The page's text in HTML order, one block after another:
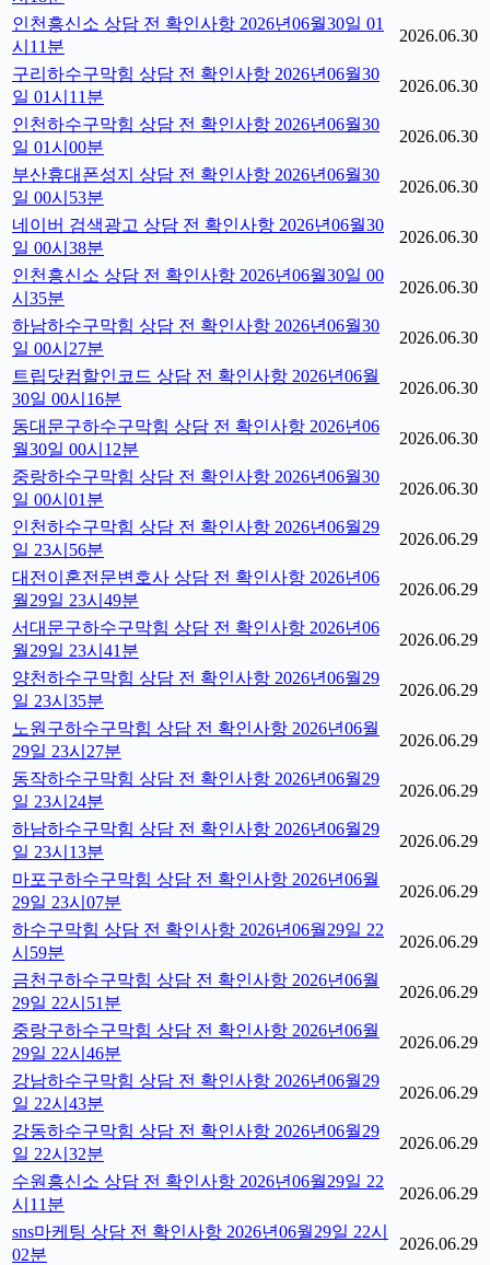
인천흥신소 상담 전 확인사항 2026년06월30일 01
시11분
2026.06.30
구리하수구막힘 상담 전 확인사항 2026년06월30
일 01시11분
2026.06.30
인천하수구막힘 상담 전 확인사항 2026년06월30
일 01시00분
2026.06.30
부산휴대폰성지 상담 전 확인사항 2026년06월30
일 00시53분
2026.06.30
네이버 검색광고 상담 전 확인사항 2026년06월30
일 00시38분
2026.06.30
인천흥신소 상담 전 확인사항 2026년06월30일 00
시35분
2026.06.30
하남하수구막힘 상담 전 확인사항 2026년06월30
일 00시27분
2026.06.30
트립닷컴할인코드 상담 전 확인사항 2026년06월
30일 00시16분
2026.06.30
동대문구하수구막힘 상담 전 확인사항 2026년06
월30일 00시12분
2026.06.30
중랑하수구막힘 상담 전 확인사항 2026년06월30
일 00시01분
2026.06.30
인천하수구막힘 상담 전 확인사항 2026년06월29
일 23시56분
2026.06.29
대전이혼전문변호사 상담 전 확인사항 2026년06
월29일 23시49분
2026.06.29
서대문구하수구막힘 상담 전 확인사항 2026년06
월29일 23시41분
2026.06.29
양천하수구막힘 상담 전 확인사항 2026년06월29
일 23시35분
2026.06.29
노원구하수구막힘 상담 전 확인사항 2026년06월
29일 23시27분
2026.06.29
동작하수구막힘 상담 전 확인사항 2026년06월29
일 23시24분
2026.06.29
하남하수구막힘 상담 전 확인사항 2026년06월29
일 23시13분
2026.06.29
마포구하수구막힘 상담 전 확인사항 2026년06월
29일 23시07분
2026.06.29
하수구막힘 상담 전 확인사항 2026년06월29일 22
시59분
2026.06.29
금천구하수구막힘 상담 전 확인사항 2026년06월
29일 22시51분
2026.06.29
중랑구하수구막힘 상담 전 확인사항 2026년06월
29일 22시46분
2026.06.29
강남하수구막힘 상담 전 확인사항 2026년06월29
일 22시43분
2026.06.29
강동하수구막힘 상담 전 확인사항 2026년06월29
일 22시32분
2026.06.29
수원흥신소 상담 전 확인사항 2026년06월29일 22
시11분
2026.06.29
sns마케팅 상담 전 확인사항 2026년06월29일 22시
02분
2026.06.29